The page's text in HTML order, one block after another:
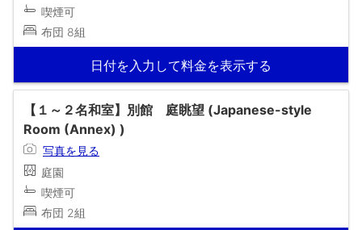
喫煙可
布団 8組
日付を入力して料金を表示する
【１～２名和室】別館 庭眺望 (Japanese-style
Room (Annex) )
写真を見る
庭園
喫煙可
布団 2組